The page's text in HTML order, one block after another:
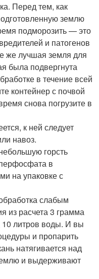
Перед тем, как
землю
подморозить — это
и патогенов
же лучшая земля для
была подвергнута
в течение всей
контейнер с почвой
снова погрузите в
к ней следует
навоз.
горсть
в
на упаковке с
слабым
из расчета 3 грамма
10 литров воды. И вы
и пропарить
натягивается над
и выдерживают